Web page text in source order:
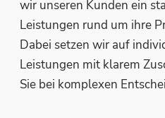
wir unseren Kunden ein
Leistungen rund um ihre
Dabei setzen wir auf
Leistungen mit klarem
Sie bei komplexen